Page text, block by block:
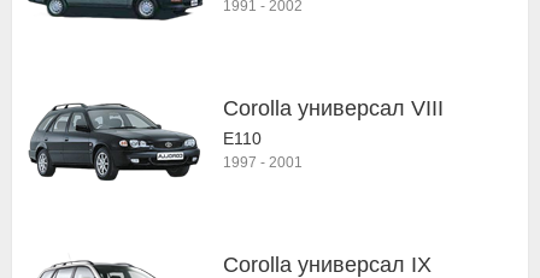
1991 - 2002
Corolla универсал VIII
E110
1997 - 2001
Corolla универсал IX